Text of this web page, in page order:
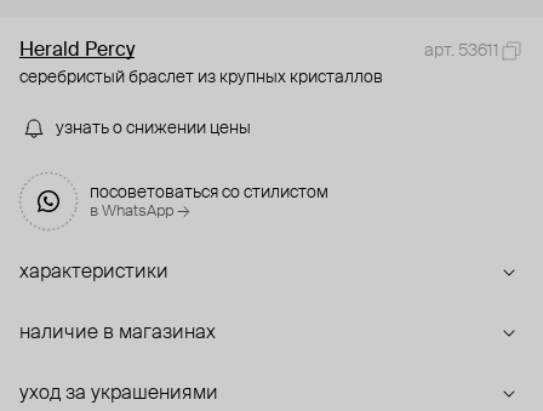
Herald Percy
арт. 53611
серебристый браслет из крупных кристаллов
узнать о снижении цены
посоветоваться со стилистом
в WhatsApp →
характеристики
наличие в магазинах
уход за украшениями